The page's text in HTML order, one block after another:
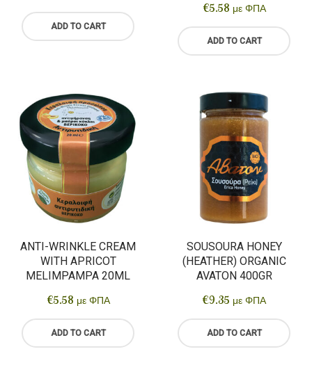
ADD TO CART
€5.58 με ΦΠΑ
ADD TO CART
ANTI-WRINKLE CREAM
WITH APRICOT
MELIMPAMPA 20ML
€5.58 με ΦΠΑ
ADD TO CART
SOUSOURA HONEY
(HEATHER) ORGANIC
AVATON 400GR
€9.35 με ΦΠΑ
ADD TO CART